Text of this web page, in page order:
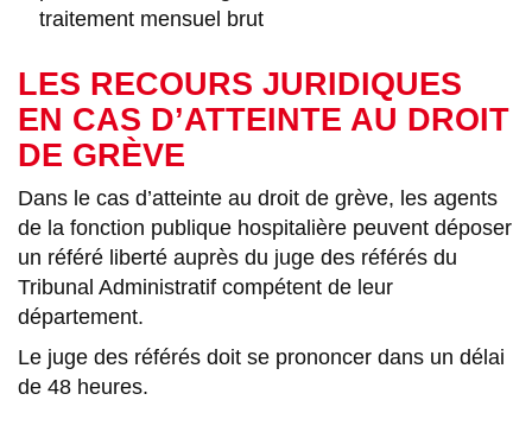
traitement mensuel brut
LES RECOURS JURIDIQUES
EN CAS D’ATTEINTE AU DROIT
DE GRÈVE
Dans le cas d’atteinte au droit de grève, les agents
de la fonction publique hospitalière peuvent déposer
un référé liberté auprès du juge des référés du
Tribunal Administratif compétent de leur
département.
Le juge des référés doit se prononcer dans un délai
de 48 heures.